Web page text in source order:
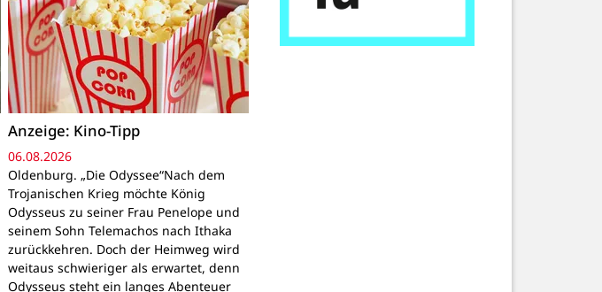
Anzeige: Kino-Tipp
06.08.2026
Oldenburg. „Die Odyssee“Nach dem
Trojanischen Krieg möchte König
Odysseus zu seiner Frau Penelope und
seinem Sohn Telemachos nach Ithaka
zurückkehren. Doch der Heimweg wird
weitaus schwieriger als erwartet, denn
Odysseus steht ein langes Abenteuer